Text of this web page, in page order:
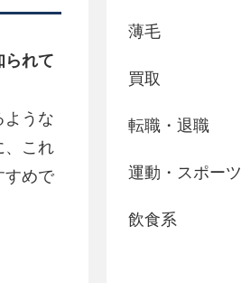
られて
ような
、これ
すめで
薄毛
買取
転職・退職
運動・スポーツ
飲食系